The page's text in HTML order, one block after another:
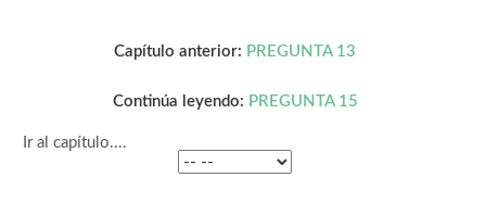
Capítulo anterior: PREGUNTA 13
Continúa leyendo: PREGUNTA 15
Ir al capítulo....